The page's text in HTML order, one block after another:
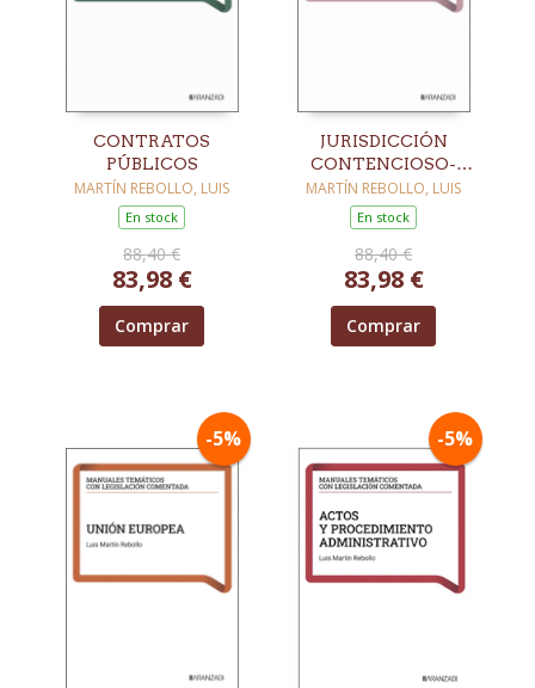
CONTRATOS
PÚBLICOS
MARTÍN REBOLLO, LUIS
En stock
88,40 €
83,98 €
Comprar
JURISDICCIÓN
CONTENCIOSO-
ADMINISTRATIVA
MARTÍN REBOLLO, LUIS
En stock
88,40 €
83,98 €
Comprar
-5% -5%